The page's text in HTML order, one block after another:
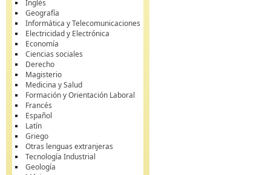
Inglés
Geografía
Informática y Telecomunicaciones
Electricidad y Electrónica
Economía
Ciencias sociales
Derecho
Magisterio
Medicina y Salud
Formación y Orientación Laboral
Francés
Español
Latín
Griego
Otras lenguas extranjeras
Tecnología Industrial
Geología